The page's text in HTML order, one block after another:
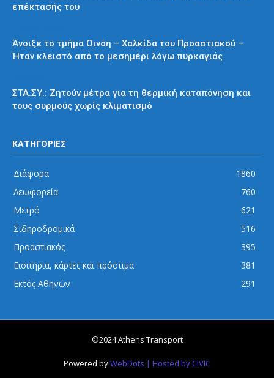
επέκτασής του
Άνοιξε το τμήμα Οινόη – Χαλκίδα του Προαστιακού –
Ήταν κλειστό από το μεσημέρι λόγω πυρκαγιάς
ΣΤΑ.ΣΥ.: Ζητούν μέτρα για τη θερμική καταπόνηση και
τους συρμούς χωρίς κλιματισμό
ΚΑΤΗΓΟΡΙΕΣ
Διάφορα
1860
Λεωφορεία
760
Μετρό
621
Σιδηροδρομικά
516
Προαστιακός
395
Εισιτήρια, κάρτες και πρόστιμα
381
Εκτός Αθηνών
291
©2024 Athens Transport
Powered byWebDots | Hosted by CIVIC